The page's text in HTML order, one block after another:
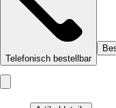
Telefonisch bestellbar